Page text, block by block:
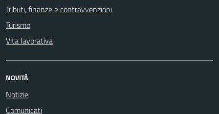
Tributi, finanze e contravvenzioni
Turismo
Vita lavorativa
NOVITÀ
Notizie
Comunicati